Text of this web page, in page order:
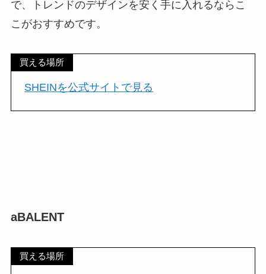
で、トレンドのデザインを安く手に入れるならこ
こがおすすめです。
買える場所
SHEINを公式サイトで見る
aBALENT
買える場所